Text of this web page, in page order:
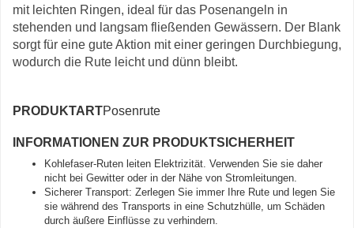
mit leichten Ringen, ideal für das Posenangeln in
stehenden und langsam fließenden Gewässern. Der Blank
sorgt für eine gute Aktion mit einer geringen Durchbiegung,
wodurch die Rute leicht und dünn bleibt.
PRODUKTARTPosenrute
INFORMATIONEN ZUR PRODUKTSICHERHEIT
Kohlefaser-Ruten leiten Elektrizität. Verwenden Sie sie daher
nicht bei Gewitter oder in der Nähe von Stromleitungen.
Sicherer Transport: Zerlegen Sie immer Ihre Rute und legen Sie
sie während des Transports in eine Schutzhülle, um Schäden
durch äußere Einflüsse zu verhindern.